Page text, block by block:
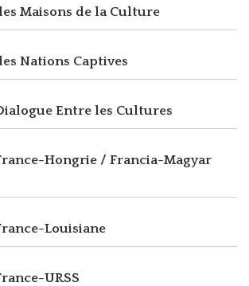
Maisons de la Culture
Nations Captives
Entre les Cultures
Hongrie / Francia-Magyar
Louisiane
URSS